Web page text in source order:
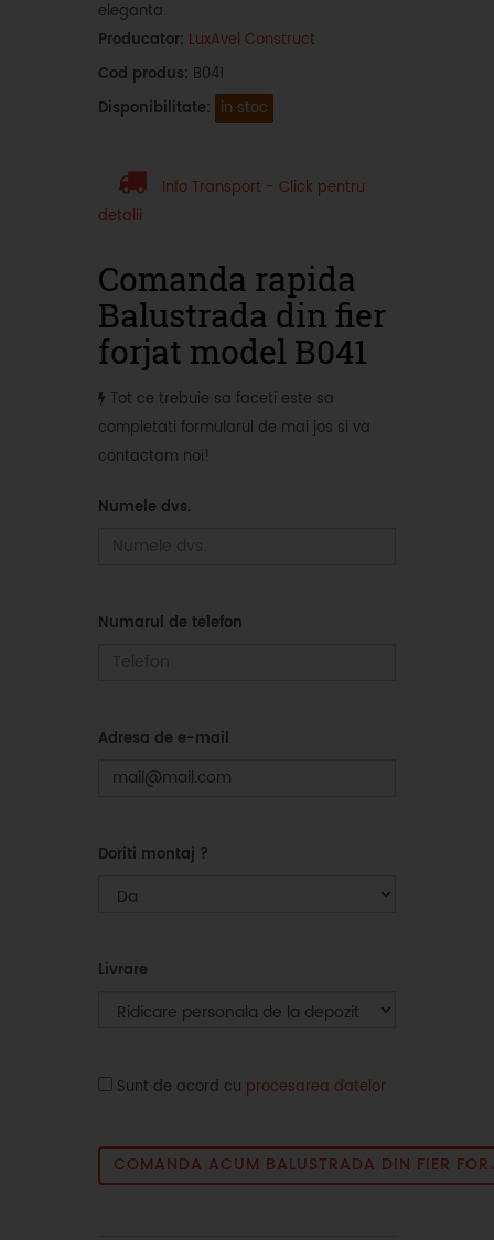
eleganta.
Producator: LuxAvel Construct
Cod produs: B041
Disponibilitate: in stoc
Info Transport - Click pentru
detalii
Comanda rapida
Balustrada din fier
forjat model B041
Tot ce trebuie sa faceti este sa
completati formularul de mai jos si va
contactam noi!
Numele dvs.
Numarul de telefon
Adresa de e-mail
Doriti montaj ?
Livrare
Sunt de acord cu procesarea datelor
COMANDA ACUM BALUSTRADA DIN FIER